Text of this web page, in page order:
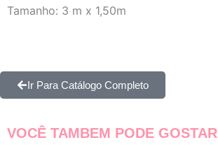
Tamanho: 3 m x 1,50m
Ir Para Catálogo Completo
VOCÊ TAMBEM PODE GOSTAR